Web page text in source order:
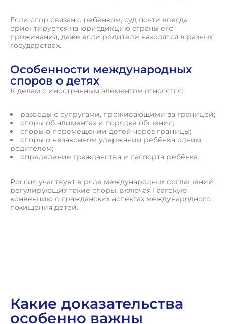
Если спор связан с ребёнком, суд почти всегда
ориентируется на юрисдикцию страны его
проживания, даже если родители находятся в разных
государствах.
Особенности международных
споров о детях
К делам с иностранным элементом относятся:
разводы с супругами, проживающими за границей;
споры об алиментах и порядке общения;
споры о перемещении детей через границы;
споры о незаконном удержании ребёнка одним
родителем;
определение гражданства и паспорта ребёнка.
Россия участвует в ряде международных соглашений,
регулирующих такие споры, включая Гаагскую
конвенцию о гражданских аспектах международного
похищения детей.
Какие доказательства
особенно важны